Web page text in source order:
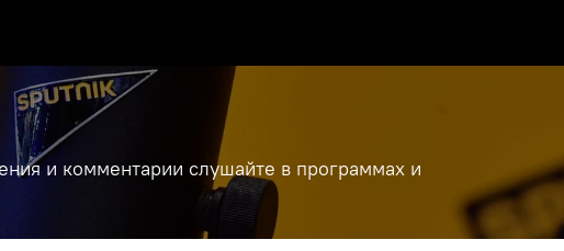
и комментарии слушайте в программах и